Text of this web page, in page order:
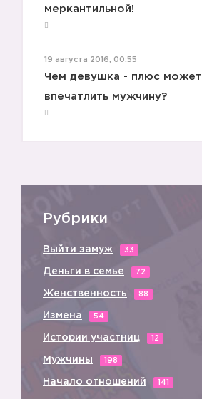
меркантильной!
19 августа 2016, 00:55
Чем девушка - плюс может
впечатлить мужчину?
Рубрики
Выйти замуж 33
Деньги в семье 72
Женственность 88
Измена 54
Истории участниц 12
Мужчины 198
Начало отношений 141